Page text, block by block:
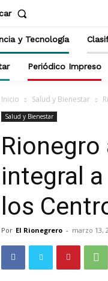
y Tecnología
Periódico Impreso
Inicio Salud y Bienestar
Salud y Bienestar
integral
los
Por El Rionegrero - marzo 13,